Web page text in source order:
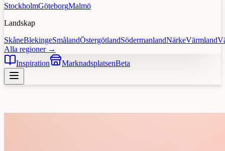
StockholmGöteborgMalmö
Landskap
SkåneBlekingeSmålandÖstergötlandSödermanlandNärkeVärmland
Alla regioner →
Inspiration
MarknadsplatsenBeta